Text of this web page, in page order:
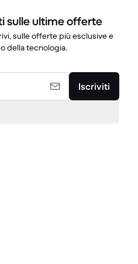
sulle ultime offerte
sulle offerte più esclusive e
della tecnologia.
Iscriviti